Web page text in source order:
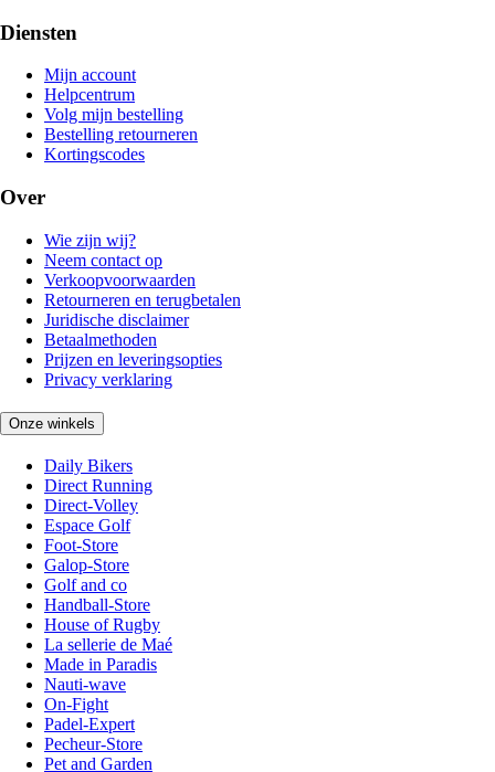
Diensten
Mijn account
Helpcentrum
Volg mijn bestelling
Bestelling retourneren
Kortingscodes
Over
Wie zijn wij?
Neem contact op
Verkoopvoorwaarden
Retourneren en terugbetalen
Juridische disclaimer
Betaalmethoden
Prijzen en leveringsopties
Privacy verklaring
Onze winkels
Daily Bikers
Direct Running
Direct-Volley
Espace Golf
Foot-Store
Galop-Store
Golf and co
Handball-Store
House of Rugby
La sellerie de Maé
Made in Paradis
Nauti-wave
On-Fight
Padel-Expert
Pecheur-Store
Pet and Garden